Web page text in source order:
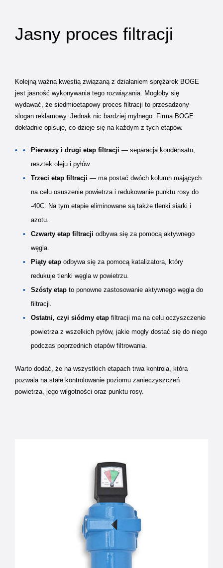
Jasny proces filtracji
Kolejną ważną kwestią związaną z działaniem sprężarek BOGE
jest jasność wykonywania tego rozwiązania. Mogłoby się
wydawać, że siedmioetapowy proces filtracji to przesadzony
slogan reklamowy. Jednak nic bardziej mylnego. Firma BOGE
dokładnie opisuje, co dzieje się na każdym z tych etapów.
Pierwszy i drugi etap filtracji — separacja kondensatu,
resztek oleju i pyłów.
Trzeci etap filtracji — ma postać dwóch kolumn mających
na celu osuszenie powietrza i redukowanie punktu rosy do
-40C. Na tym etapie eliminowane są także tlenki siarki i
azotu.
Czwarty etap filtracji odbywa się za pomocą aktywnego
węgla.
Piąty etap odbywa się za pomocą katalizatora, który
redukuje tlenki węgla w powietrzu.
Szósty etap to ponowne zastosowanie aktywnego węgla do
filtracji.
Ostatni, czyi siódmy etap filtracji ma na celu oczyszczenie
powietrza z wszelkich pyłów, jakie mogły dostać się do niego
podczas poprzednich etapów filtrowania.
Warto dodać, że na wszystkich etapach trwa kontrola, która
pozwala na stałe kontrolowanie poziomu zanieczyszczeń
powietrza, jego wilgotności oraz punktu rosy.